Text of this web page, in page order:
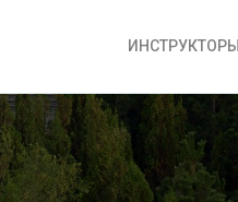
ИНСТРУКТОРЫ